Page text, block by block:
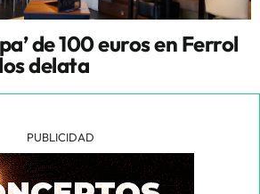
de 100 euros en Ferrol
delata
PUBLICIDAD